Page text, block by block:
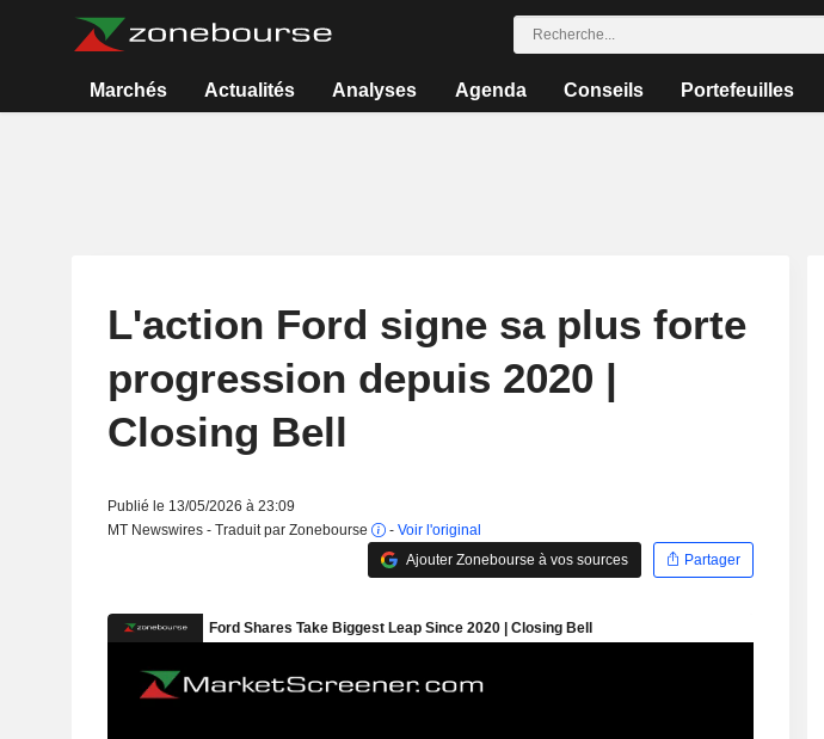
Marchés Actualités Analyses Agenda Conseils Portefeuilles
L'action Ford signe sa plus forte
progression depuis 2020 |
Closing Bell
Publié le 13/05/2026 à 23:09
MT Newswires - Traduit par Zonebourse
- Voir l'original
Ajouter Zonebourse à vos sources
Partager